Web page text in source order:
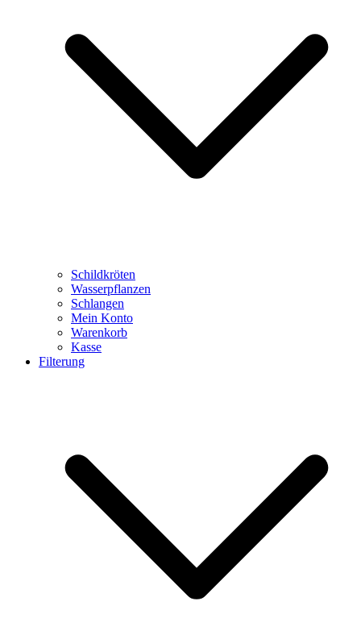
Schildkröten
Wasserpflanzen
Schlangen
Mein Konto
Warenkorb
Kasse
Filterung